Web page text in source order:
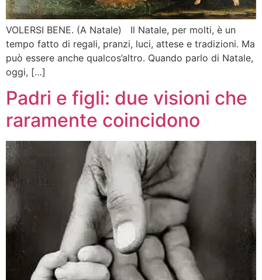
VOLERSI BENE. (A Natale) Il Natale, per molti, è un
tempo fatto di regali, pranzi, luci, attese e tradizioni. Ma
può essere anche qualcos’altro. Quando parlo di Natale,
oggi, […]
Padri e figli: due visioni che
raramente coincidono